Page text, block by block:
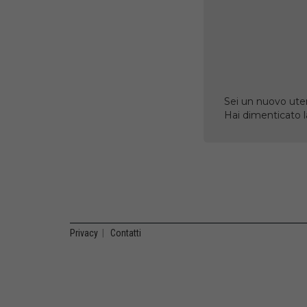
Sei un nuovo
Hai dimenticato
Privacy Contatti